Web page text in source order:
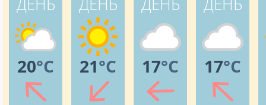
20°C 21°C 17°C 17°C